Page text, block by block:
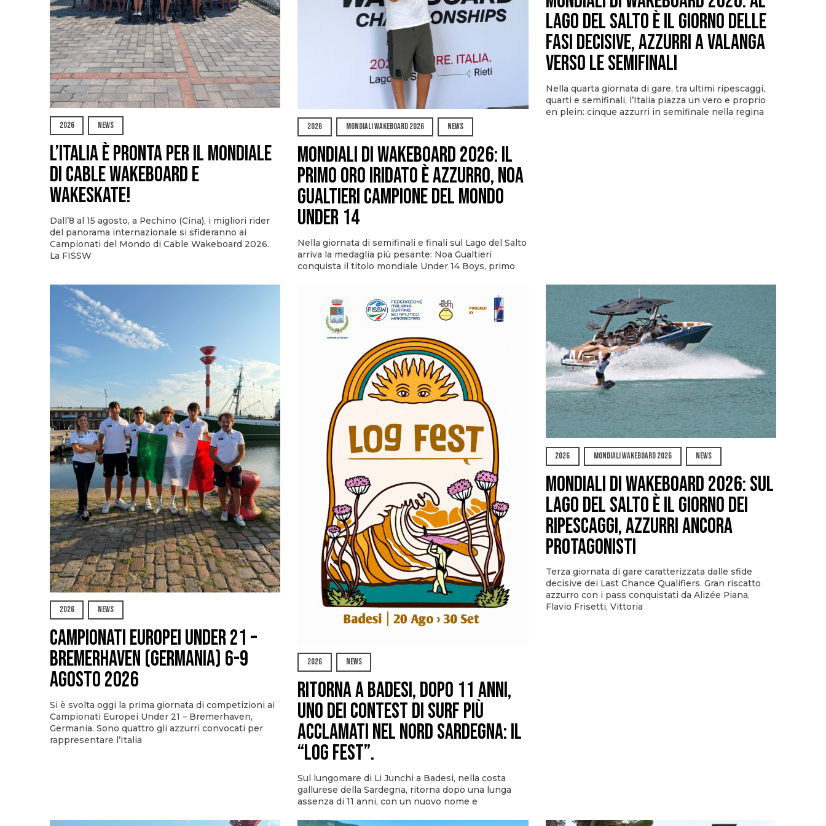
2026 NEWS
L’Italia è pronta per il Mondiale
di Cable Wakeboard e
Wakeskate!
Dall’8 al 15 agosto, a Pechino (Cina), i migliori rider
del panorama internazionale si sfideranno ai
Campionati del Mondo di Cable Wakeboard 2026.
La FISSW
2026 MONDIALI WAKEBOARD 2026 NEWS
Mondiali di Wakeboard 2026: il
primo oro iridato è azzurro, Noa
Gualtieri campione del mondo
Under 14
Nella giornata di semifinali e finali sul Lago del Salto
arriva la medaglia più pesante: Noa Gualtieri
conquista il titolo mondiale Under 14 Boys, primo
Lago del Salto è il giorno delle
fasi decisive, azzurri a valanga
verso le semifinali
Nella quarta giornata di gare, tra ultimi ripescaggi,
quarti e semifinali, l’Italia piazza un vero e proprio
en plein: cinque azzurri in semifinale nella regina
2026 NEWS
Campionati Europei Under 21 –
Bremerhaven (Germania) 6-9
agosto 2026
Si è svolta oggi la prima giornata di competizioni ai
Campionati Europei Under 21 – Bremerhaven,
Germania. Sono quattro gli azzurri convocati per
rappresentare l’Italia
2026 NEWS
Ritorna a Badesi, dopo 11 anni,
uno dei contest di surf più
acclamati nel nord Sardegna: il
“Log Fest”.
Sul lungomare di Li Junchi a Badesi, nella costa
gallurese della Sardegna, ritorna dopo una lunga
assenza di 11 anni, con un nuovo nome e
2026 MONDIALI WAKEBOARD 2026 NEWS
Mondiali di Wakeboard 2026: sul
Lago del Salto è il giorno dei
ripescaggi, azzurri ancora
protagonisti
Terza giornata di gare caratterizzata dalle sfide
decisive dei Last Chance Qualifiers. Gran riscatto
azzurro con i pass conquistati da Alizée Piana,
Flavio Frisetti, Vittoria